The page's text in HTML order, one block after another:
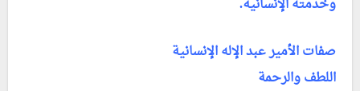
وخدمته الإنسانية.
صفات الأمير عبد الإله الإنسانية
اللطف والرحمة